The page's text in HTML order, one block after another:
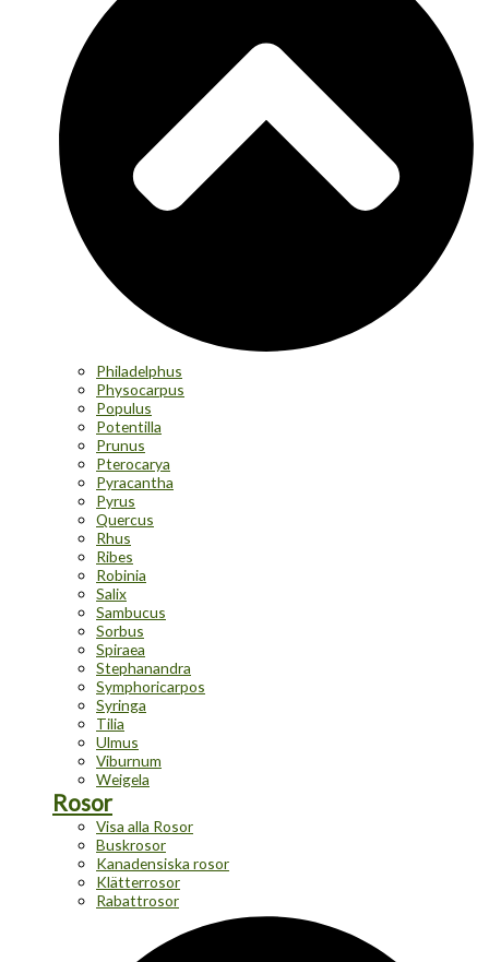
Philadelphus
Physocarpus
Populus
Potentilla
Prunus
Pterocarya
Pyracantha
Pyrus
Quercus
Rhus
Ribes
Robinia
Salix
Sambucus
Sorbus
Spiraea
Stephanandra
Symphoricarpos
Syringa
Tilia
Ulmus
Viburnum
Weigela
Rosor
Visa alla Rosor
Buskrosor
Kanadensiska rosor
Klätterrosor
Rabattrosor